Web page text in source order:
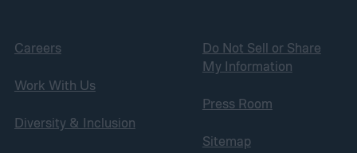
Careers
Work With Us
Diversity & Inclusion
Do Not Sell or Share
My Information
Press Room
Sitemap